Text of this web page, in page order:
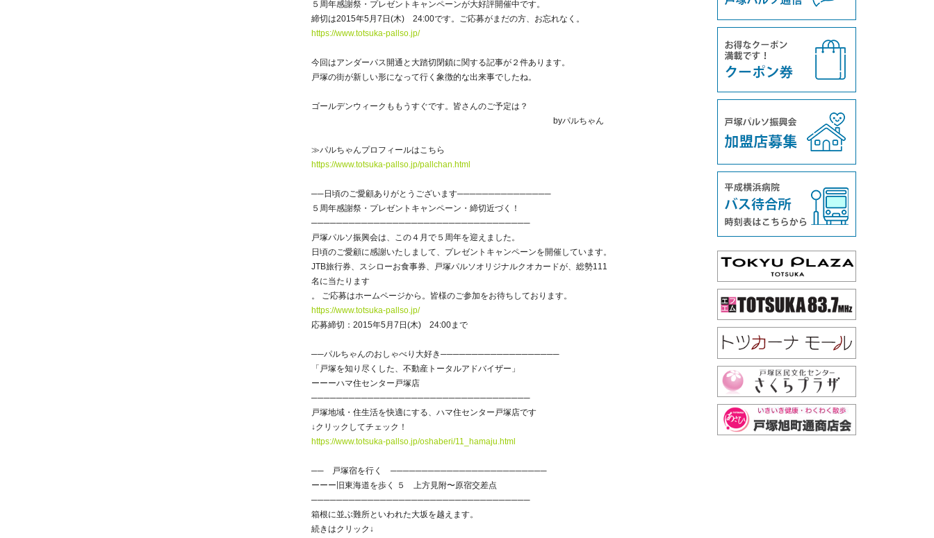
５周年感謝祭・プレゼントキャンペーンが大好評開催中です。
締切は2015年5月7日(木) 24:00です。ご応募がまだの方、お忘れなく。
https://www.totsuka-pallso.jp/
今回はアンダーパス開通と大踏切閉鎖に関する記事が２件あります。
戸塚の街が新しい形になって行く象徴的な出来事でしたね。
ゴールデンウィークももうすぐです。皆さんのご予定は？
byパルちゃん
≫パルちゃんプロフィールはこちら
https://www.totsuka-pallso.jp/pallchan.html
──日頃のご愛顧ありがとうございます───────────────
５周年感謝祭・プレゼントキャンペーン・締切近づく！
───────────────────────────────────
戸塚パルソ振興会は、この４月で５周年を迎えました。
日頃のご愛顧に感謝いたしまして、プレゼントキャンペーンを開催しています。
JTB旅行券、スシローお食事券、戸塚パルソオリジナルクオカードが、総勢111
名に当たります
。 ご応募はホームページから。皆様のご参加をお待ちしております。
https://www.totsuka-pallso.jp/
応募締切：2015年5月7日(木) 24:00まで
──パルちゃんのおしゃべり大好き───────────────────
「戸塚を知り尽くした、不動産トータルアドバイザー」
ーーーハマ住センター戸塚店
───────────────────────────────────
戸塚地域・住生活を快適にする、ハマ住センター戸塚店です
↓クリックしてチェック！
https://www.totsuka-pallso.jp/oshaberi/11_hamaju.html
── 戸塚宿を行く ─────────────────────────
ーーー旧東海道を歩く ５ 上方見附〜原宿交差点
───────────────────────────────────
箱根に並ぶ難所といわれた大坂を越えます。
続きはクリック↓